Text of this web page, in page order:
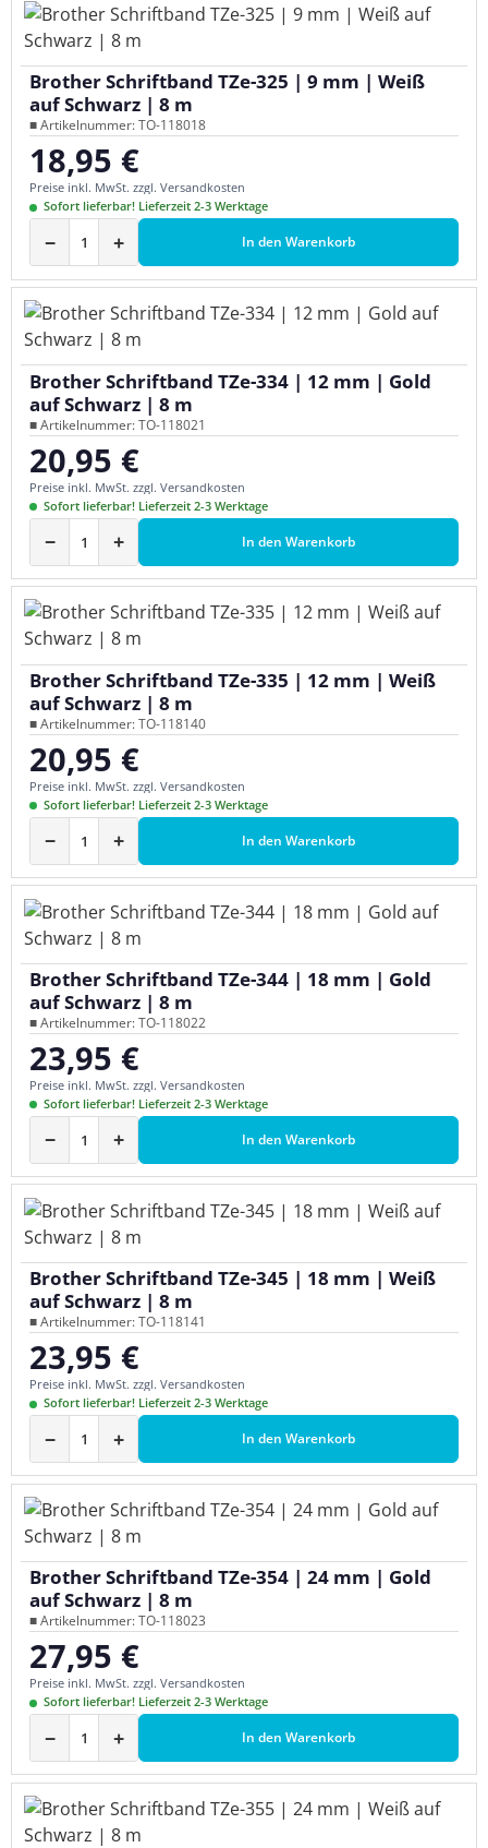
Brother Schriftband TZe-325 | 9 mm | Weiß
auf Schwarz | 8 m
■ Artikelnummer: TO-118018
Regulärer Preis:
18,95 €
Preise inkl. MwSt. zzgl. Versandkosten
Sofort lieferbar! Lieferzeit 2-3 Werktage
− + In den Warenkorb
Brother Schriftband TZe-334 | 12 mm | Gold
auf Schwarz | 8 m
■ Artikelnummer: TO-118021
Regulärer Preis:
20,95 €
Preise inkl. MwSt. zzgl. Versandkosten
Sofort lieferbar! Lieferzeit 2-3 Werktage
− + In den Warenkorb
Brother Schriftband TZe-335 | 12 mm | Weiß
auf Schwarz | 8 m
■ Artikelnummer: TO-118140
Regulärer Preis:
20,95 €
Preise inkl. MwSt. zzgl. Versandkosten
Sofort lieferbar! Lieferzeit 2-3 Werktage
− + In den Warenkorb
Brother Schriftband TZe-344 | 18 mm | Gold
auf Schwarz | 8 m
■ Artikelnummer: TO-118022
Regulärer Preis:
23,95 €
Preise inkl. MwSt. zzgl. Versandkosten
Sofort lieferbar! Lieferzeit 2-3 Werktage
− + In den Warenkorb
Brother Schriftband TZe-345 | 18 mm | Weiß
auf Schwarz | 8 m
■ Artikelnummer: TO-118141
Regulärer Preis:
23,95 €
Preise inkl. MwSt. zzgl. Versandkosten
Sofort lieferbar! Lieferzeit 2-3 Werktage
− + In den Warenkorb
Brother Schriftband TZe-354 | 24 mm | Gold
auf Schwarz | 8 m
■ Artikelnummer: TO-118023
Regulärer Preis:
27,95 €
Preise inkl. MwSt. zzgl. Versandkosten
Sofort lieferbar! Lieferzeit 2-3 Werktage
− + In den Warenkorb